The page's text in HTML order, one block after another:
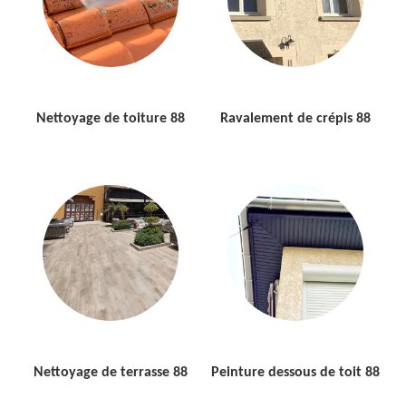
Nettoyage de toiture 88 Ravalement de crépis 88
Nettoyage de terrasse 88 Peinture dessous de toit 88